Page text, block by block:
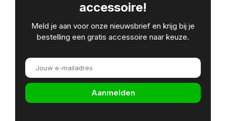
accessoire!
Meld je aan voor onze nieuwsbrief en krijg bij je
bestelling een gratis accessoire naar keuze.
Aanmelden